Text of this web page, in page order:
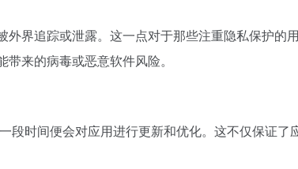
界追踪或泄露。这一点对于那些注重隐私保护
来的病毒或恶意软件风险。
时间便会对应用进行更新和优化。这不仅保证